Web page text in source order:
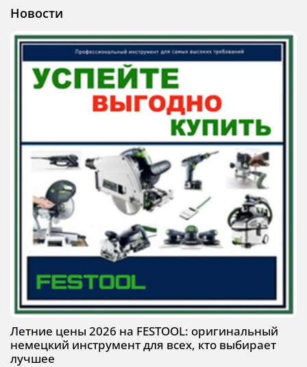
Новости
Летние цены 2026 на FESTOOL: оригинальный
немецкий инструмент для всех, кто выбирает
лучшее